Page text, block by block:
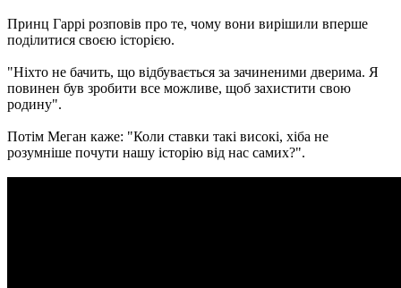
Принц Гаррі розповів про те, чому вони вирішили вперше
поділитися своєю історією.
"Ніхто не бачить, що відбувається за зачиненими дверима. Я
повинен був зробити все можливе, щоб захистити свою
родину".
Потім Меган каже: "Коли ставки такі високі, хіба не
розумніше почути нашу історію від нас самих?".